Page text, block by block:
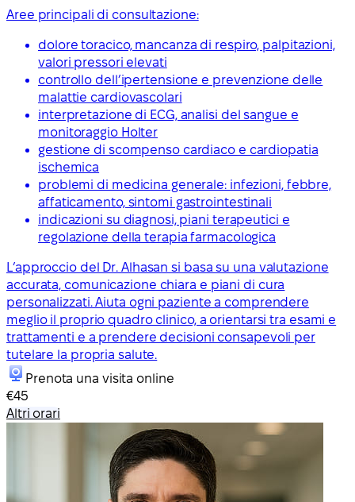
Aree principali di consultazione:
dolore toracico, mancanza di respiro, palpitazioni,
valori pressori elevati
controllo dell’ipertensione e prevenzione delle
malattie cardiovascolari
interpretazione di ECG, analisi del sangue e
monitoraggio Holter
gestione di scompenso cardiaco e cardiopatia
ischemica
problemi di medicina generale: infezioni, febbre,
affaticamento, sintomi gastrointestinali
indicazioni su diagnosi, piani terapeutici e
regolazione della terapia farmacologica
L’approccio del Dr. Alhasan si basa su una valutazione
accurata, comunicazione chiara e piani di cura
personalizzati. Aiuta ogni paziente a comprendere
meglio il proprio quadro clinico, a orientarsi tra esami e
trattamenti e a prendere decisioni consapevoli per
tutelare la propria salute.
Prenota una visita online
€45
Altri orari